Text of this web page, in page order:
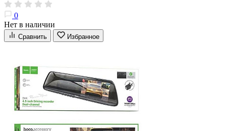
0
Нет в наличии
Сравнить Избранное